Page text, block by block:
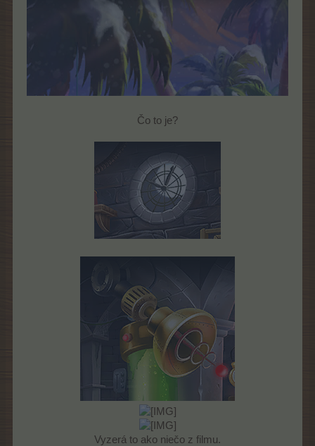
Čo to je?
Vyzerá to ako niečo z filmu.